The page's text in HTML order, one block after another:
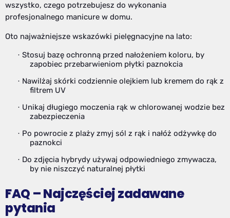
wszystko, czego potrzebujesz do wykonania
profesjonalnego manicure w domu.
Oto najważniejsze wskazówki pielęgnacyjne na lato:
· Stosuj bazę ochronną przed nałożeniem koloru, by
zapobiec przebarwieniom płytki paznokcia
· Nawilżaj skórki codziennie olejkiem lub kremem do rąk z
filtrem UV
· Unikaj długiego moczenia rąk w chlorowanej wodzie bez
zabezpieczenia
· Po powrocie z plaży zmyj sól z rąk i nałóż odżywkę do
paznokci
· Do zdjęcia hybrydy używaj odpowiedniego zmywacza,
by nie niszczyć naturalnej płytki
FAQ – Najczęściej zadawane
pytania